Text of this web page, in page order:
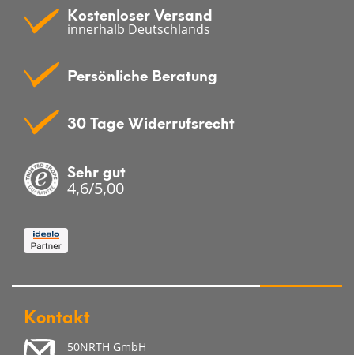
Kostenloser Versand
innerhalb Deutschlands
Persönliche Beratung
30 Tage Widerrufsrecht
Sehr gut
4,6/5,00
Kontakt
50NRTH GmbH